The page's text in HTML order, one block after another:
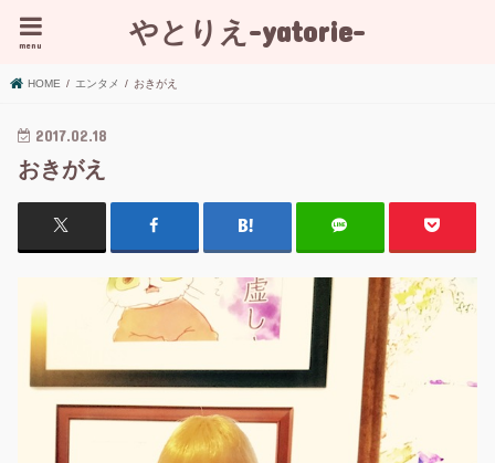
やとりえ-yatorie-
menu
HOME エンタメ おきがえ
2017.02.18
おきがえ